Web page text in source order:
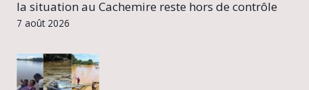
la situation au Cachemire reste hors de contrôle
7 août 2026